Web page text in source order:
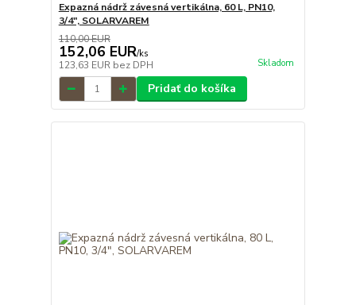
Expazná nádrž závesná vertikálna, 60 L, PN10,
3/4", SOLARVAREM
110,00 EUR
152,06 EUR/ks
123,63 EUR bez DPH Skladom
Pridať do košíka